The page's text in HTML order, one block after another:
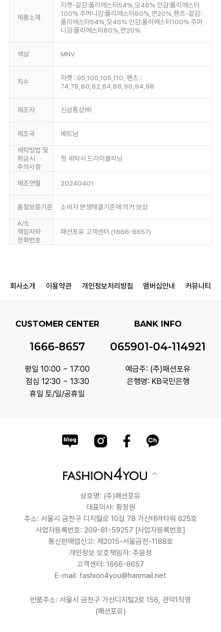
제품소재
자켓-겉감:폴리에스터54%,모46% 안감:폴리에스터
100% 주머니감:폴리에스터80%,면20%,팬츠-겉감:
폴리에스터54%,모46% 안감:폴리에스터100% 주머
니감:폴리에스터80%,면20%
색상 MNV
치수
자켓 : 95,100,105,110, 팬츠 :
74,78,80,82,84,86,90,94,98
제조자 신성통상㈜
제조국 베트남
세탁방법 및
취급시
주의사항
첫 세탁시 드라이클리닝
제조연월 20240401
품질보증기준 소비자 분쟁해결기준에 의거 보상
A/S
책임자와
전화번호
패션포유 고객센터 (1666-8657)
회사소개 이용약관 개인정보처리방침 멤버십안내 커뮤니티
CUSTOMER CENTER
1666-8657
평일 10:00 ~ 17:00
점심 12:30 ~ 13:30
휴일 토/일/공휴일
BANK INFO
065901-04-114921
예금주: (주)패션포유
은행명: KB국민은행
상호명: (주)패션포유
대표이사: 황정원
주소: 서울시 금천구 디지털로 10길 78 가산테라타워 625호
사업자등록번호: 209-81-59257 [사업자등록번호]
통신판매업신고: 제2015-서울금천-1188호
개인정보 보호책임자: 주윤정
고객센터: 1666-8657
E-mail: fashion4you@hanmail.net
반품주소: 서울시 금천구 가산디지털2로 156, 관악1직영
(패션포유)